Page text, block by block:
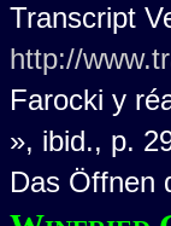
Transcript
http://
Farocki y
», ibid., p.
Das Öffnen